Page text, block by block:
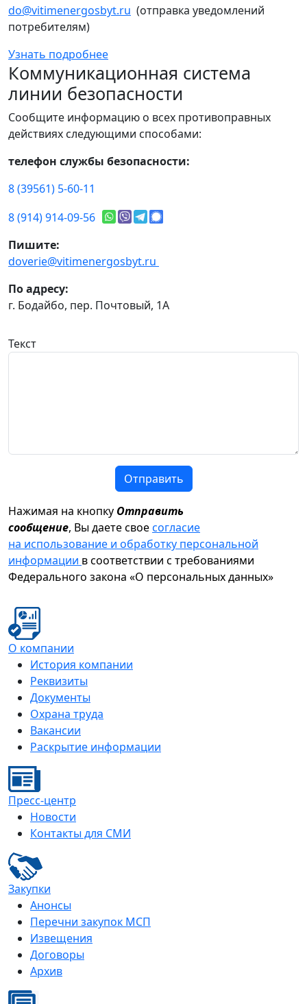
do@vitimenergosbyt.ru (отправка уведомлений
потребителям)
Узнать подробнее
Коммуникационная система
линии безопасности
Сообщите информацию о всех противоправных
действиях следующими способами:
телефон службы безопасности:
8 (39561) 5-60-11
8 (914) 914-09-56
Пишите:
doverie@vitimenergosbyt.ru
По адресу:
г. Бодайбо, пер. Почтовый, 1А
Текст
Отправить
Нажимая на кнопку Отправить
сообщение, Вы даете своесогласие
на использование и обработку персональной
информации в соответствии с требованиями
Федерального закона «О персональных данных»
О компании
История компании
Реквизиты
Документы
Охрана труда
Вакансии
Раскрытие информации
Пресс-центр
Новости
Контакты для СМИ
Закупки
Анонсы
Перечни закупок МСП
Извещения
Договоры
Архив